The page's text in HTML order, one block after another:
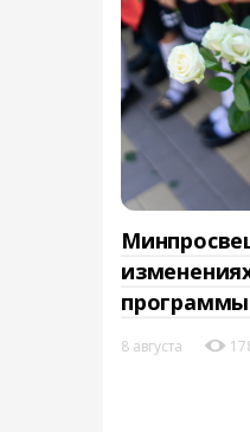
программы
8 августа